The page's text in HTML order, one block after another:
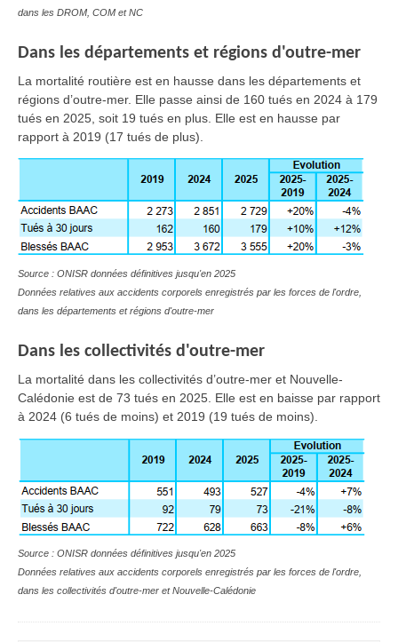
dans les DROM, COM et NC
Dans les départements et régions d'outre-mer
La mortalité routière est en hausse dans les départements et
régions d’outre-mer. Elle passe ainsi de 160 tués en 2024 à 179
tués en 2025, soit 19 tués en plus. Elle est en hausse par
rapport à 2019 (17 tués de plus).
Source : ONISR données définitives jusqu'en 2025
Données relatives aux accidents corporels enregistrés par les forces de l'ordre,
dans les départements et régions d'outre-mer
Dans les collectivités d'outre-mer
La mortalité dans les collectivités d’outre-mer et Nouvelle-
Calédonie est de 73 tués en 2025. Elle est en baisse par rapport
à 2024 (6 tués de moins) et 2019 (19 tués de moins).
Source : ONISR données définitives jusqu'en 2025
Données relatives aux accidents corporels enregistrés par les forces de l'ordre,
dans les collectivités d'outre-mer et Nouvelle-Calédonie